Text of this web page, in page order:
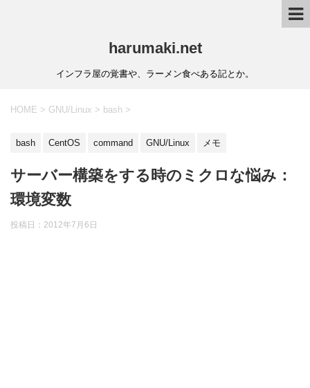
harumaki.net
インフラ屋の覚書や、ラーメン食べある記とか。
HOME > GNU/Linux > bash >
bash CentOS command GNU/Linux メモ
サーバー構築をする時のミクロな悩み：
環境変数
投稿日：2012年7月6日